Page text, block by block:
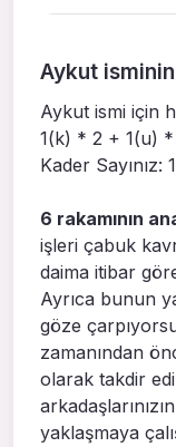
Aykut isminin
Aykut ismi için
1(k) * 2 + 1(u)
Kader Sayınız:
6 rakamının
işleri çabuk
daima itibar
Ayrıca bunun
göze
zamanından
olarak takdir
yaklaşmaya